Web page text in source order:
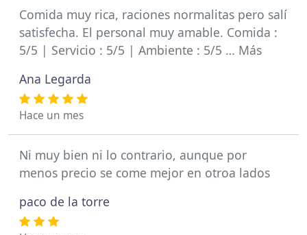
Comida muy rica, raciones normalitas pero salí
satisfecha. El personal muy amable. Comida :
5/5 | Servicio : 5/5 | Ambiente : 5/5 … Más
Ana Legarda
Hace un mes
Ni muy bien ni lo contrario, aunque por
menos precio se come mejor en otroa lados
paco de la torre